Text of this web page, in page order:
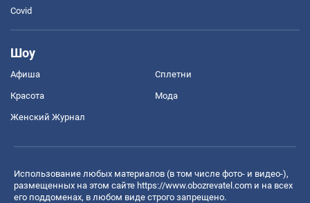
Covid
Шоу
Афиша Сплетни
Красота Мода
Женский Журнал
Использование любых материалов (в том числе фото- и видео-),
размещенных на этом сайте https://www.obozrevatel.com и на всех
его поддоменах, в любом виде строго запрещено.